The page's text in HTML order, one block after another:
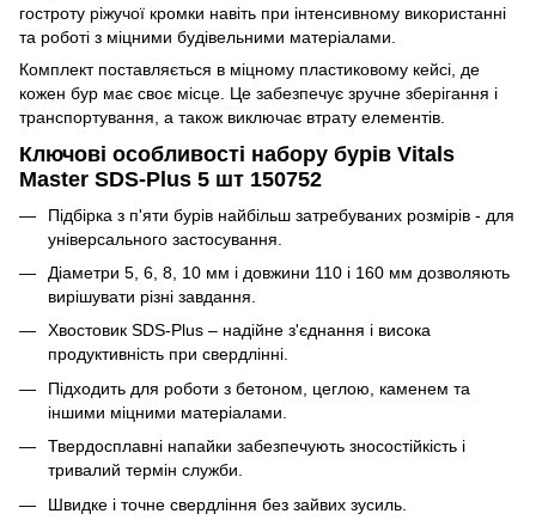
гостроту ріжучої кромки навіть при інтенсивному використанні
та роботі з міцними будівельними матеріалами.
Комплект поставляється в міцному пластиковому кейсі, де
кожен бур має своє місце. Це забезпечує зручне зберігання і
транспортування, а також виключає втрату елементів.
Ключові особливості набору бурів Vitals
Master SDS-Plus 5 шт 150752
Підбірка з п'яти бурів найбільш затребуваних розмірів - для
універсального застосування.
Діаметри 5, 6, 8, 10 мм і довжини 110 і 160 мм дозволяють
вирішувати різні завдання.
Хвостовик SDS-Plus – надійне з'єднання і висока
продуктивність при свердлінні.
Підходить для роботи з бетоном, цеглою, каменем та
іншими міцними матеріалами.
Твердосплавні напайки забезпечують зносостійкість і
тривалий термін служби.
Швидке і точне свердління без зайвих зусиль.